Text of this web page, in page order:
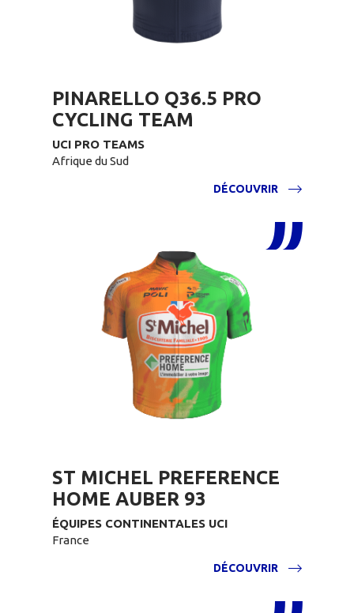
PINARELLO Q36.5 PRO
CYCLING TEAM
UCI PRO TEAMS
Afrique du Sud
DÉCOUVRIR
ST MICHEL PREFERENCE
HOME AUBER 93
ÉQUIPES CONTINENTALES UCI
France
DÉCOUVRIR